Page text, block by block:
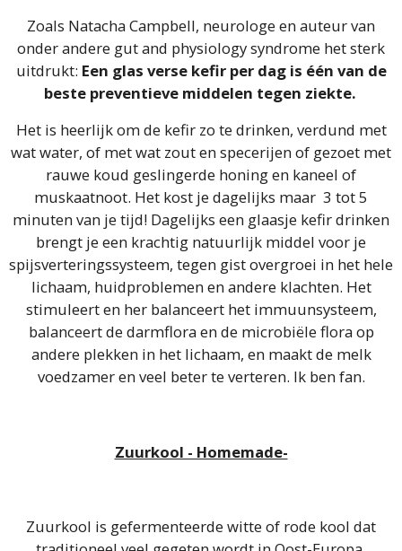
Zoals Natacha Campbell, neurologe en auteur van
onder andere gut and physiology syndrome het sterk
uitdrukt: Een glas verse kefir per dag is één van de
beste preventieve middelen tegen ziekte.
Het is heerlijk om de kefir zo te drinken, verdund met
wat water, of met wat zout en specerijen of gezoet met
rauwe koud geslingerde honing en kaneel of
muskaatnoot. Het kost je dagelijks maar 3 tot 5
minuten van je tijd! Dagelijks een glaasje kefir drinken
brengt je een krachtig natuurlijk middel voor je
spijsverteringssysteem, tegen gist overgroei in het hele
lichaam, huidproblemen en andere klachten. Het
stimuleert en her balanceert het immuunsysteem,
balanceert de darmflora en de microbiële flora op
andere plekken in het lichaam, en maakt de melk
voedzamer en veel beter te verteren. Ik ben fan.
Zuurkool - Homemade-
Zuurkool is gefermenteerde witte of rode kool dat